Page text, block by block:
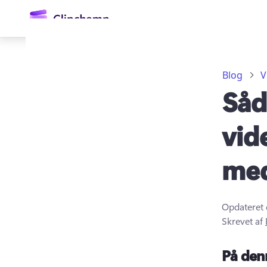
Blog
Opdateret
Skrevet af
På